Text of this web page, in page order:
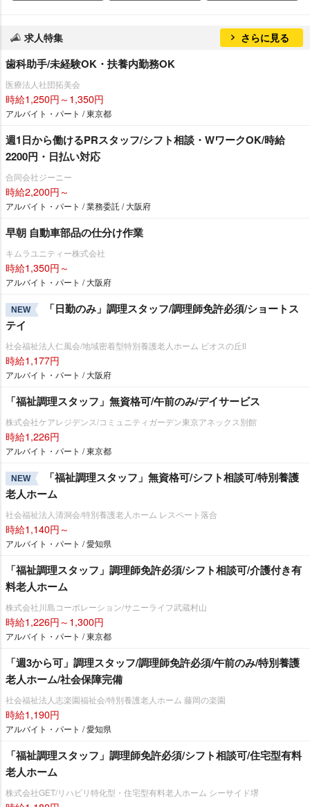
求人特集 さらに見る
歯科助手/未経験OK・扶養内勤務OK
医療法人社団拓美会
時給1,250円～1,350円
アルバイト・パート / 東京都
週1日から働けるPRスタッフ/シフト相談・WワークOK/時給
2200円・日払い対応
合同会社ジーニー
時給2,200円～
アルバイト・パート / 業務委託 / 大阪府
早朝 自動車部品の仕分け作業
キムラユニティー株式会社
時給1,350円～
アルバイト・パート / 大阪府
NEW
「日勤のみ」調理スタッフ/調理師免許必須/ショートス
テイ
社会福祉法人仁風会/地域密着型特別養護老人ホーム ビオスの丘Ⅱ
時給1,177円
アルバイト・パート / 大阪府
「福祉調理スタッフ」無資格可/午前のみ/デイサービス
株式会社ケアレジデンス/コミュニティガーデン東京アネックス別館
時給1,226円
アルバイト・パート / 東京都
NEW
「福祉調理スタッフ」無資格可/シフト相談可/特別養護
老人ホーム
社会福祉法人清洞会/特別養護老人ホーム レスペート落合
時給1,140円～
アルバイト・パート / 愛知県
「福祉調理スタッフ」調理師免許必須/シフト相談可/介護付き有
料老人ホーム
株式会社川島コーポレーション/サニーライフ武蔵村山
時給1,226円～1,300円
アルバイト・パート / 東京都
「週3から可」調理スタッフ/調理師免許必須/午前のみ/特別養護
老人ホーム/社会保障完備
社会福祉法人志楽園福祉会/特別養護老人ホーム 藤岡の楽園
時給1,190円
アルバイト・パート / 愛知県
「福祉調理スタッフ」調理師免許必須/シフト相談可/住宅型有料
老人ホーム
株式会社GET/リハビリ特化型・住宅型有料老人ホーム シーサイド堺